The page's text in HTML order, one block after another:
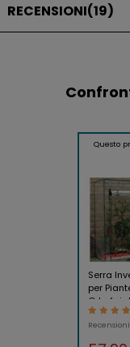
RECENSIONI(19)
Questo
Serra
per
Orto fai
PVC
Recensioni